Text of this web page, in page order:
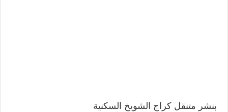
بنشر متنقل كراج الشويخ السكنية